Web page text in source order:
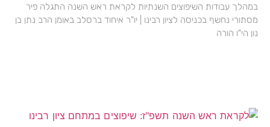
במהלך עבודות השיפוצים השנתיות לקראת ראש השנה התגלה פיר
מסתורי נחשף בכניסה לציון רבינו | יו"ר איחוד ברסלב באומן הרב נתן בן
נון הי"ו הורה